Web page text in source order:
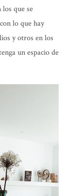
que se
lo que hay
y otros en los
un espacio de